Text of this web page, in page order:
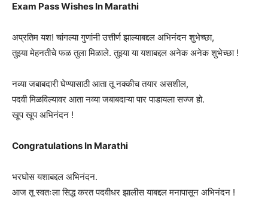
Exam Pass Wishes In Marathi
अप्रतिम यश! चांगल्या गुणांनी उत्तीर्ण झाल्याबद्दल अभिनंदन शुभेच्छा,
तुझ्या मेहनतीचे फळ तुला मिळाले. तुझ्या या यशाबद्दल अनेक अनेक शुभेच्छा !
नव्या जबाबदारी घेण्यासाठी आता तू नक्कीच तयार असशील,
पदवी मिळविल्यावर आता नव्या जबाबदाऱ्या पार पाडायला सज्ज हो.
खूप खूप अभिनंदन !
Congratulations In Marathi
भरघोस यशाबद्दल अभिनंदन.
आज तू स्वतःला सिद्ध करत पदवीधर झालीस याबद्दल मनापासून अभिनंदन !